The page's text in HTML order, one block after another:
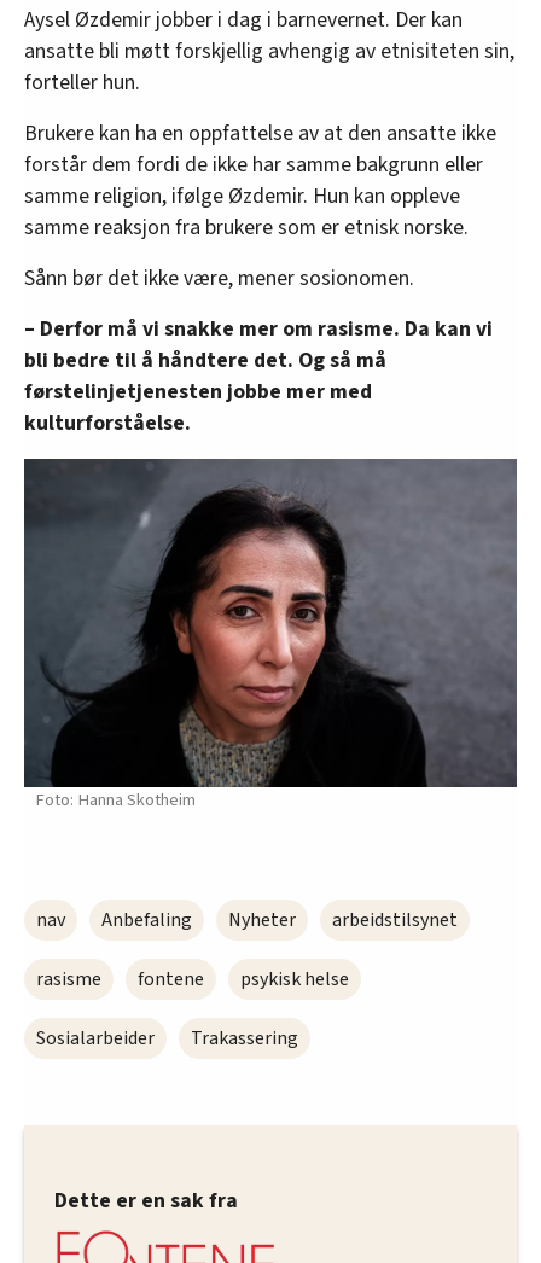
Aysel Øzdemir jobber i dag i barnevernet. Der kan
ansatte bli møtt forskjellig avhengig av etnisiteten sin,
forteller hun.
Brukere kan ha en oppfattelse av at den ansatte ikke
forstår dem fordi de ikke har samme bakgrunn eller
samme religion, ifølge Øzdemir. Hun kan oppleve
samme reaksjon fra brukere som er etnisk norske.
Sånn bør det ikke være, mener sosionomen.
– Derfor må vi snakke mer om rasisme. Da kan vi
bli bedre til å håndtere det. Og så må
førstelinjetjenesten jobbe mer med
kulturforståelse.
Hanna Skotheim
nav Anbefaling Nyheter arbeidstilsynet
rasisme fontene psykisk helse
Sosialarbeider Trakassering
Dette er en sak fra